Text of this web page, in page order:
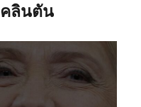
ลินตัน